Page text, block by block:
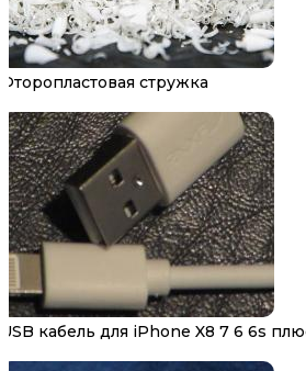
Фторопластовая стружка
USB кабель для iPhone X8 7 6 6s